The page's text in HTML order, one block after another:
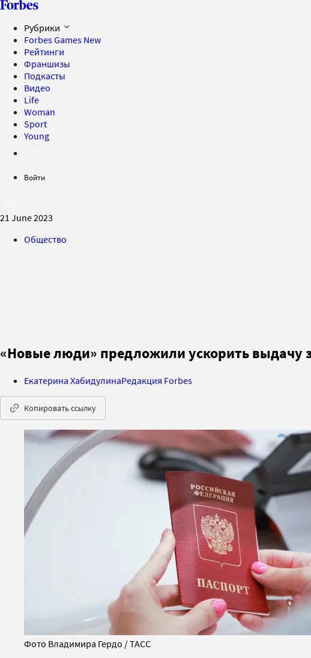
Рубрики
Forbes Games New
Рейтинги
Франшизы
Подкасты
Видео
Life
Woman
Sport
Young
Войти
21 June 2023
Общество
«Новые люди» предложили ускорить выдачу
Екатерина ХабидулинаРедакция Forbes
Копировать ссылку
Фото Владимира Гердо / ТАСС